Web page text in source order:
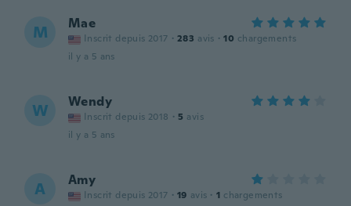
M Mae
Inscrit depuis 2017 · 283 avis · 10 chargements
il y a 5 ans
W Wendy
Inscrit depuis 2018 · 5 avis
il y a 5 ans
A Amy
Inscrit depuis 2017 · 19 avis · 1 chargements